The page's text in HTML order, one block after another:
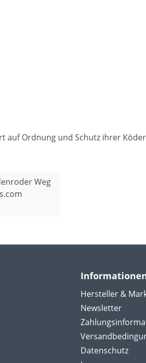
auf Ordnung und Schutz ihrer
Weg
Hersteller &
Newsletter
Datenschutz